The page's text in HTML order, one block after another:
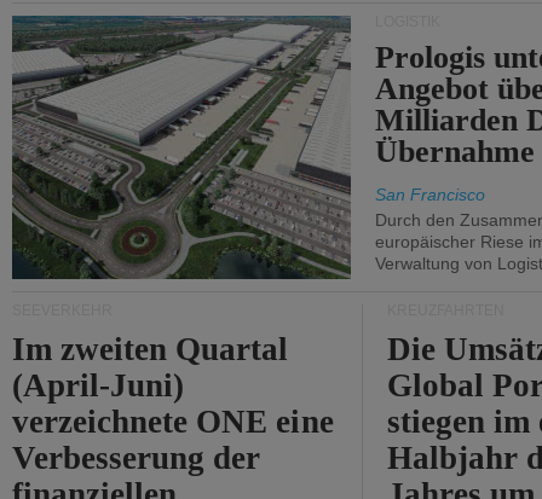
von Hormuz.
Prologis
Angebot
Milliarden
Übernahme
San Francisco
Durch den
europäischer Riese
Verwaltung von
Im zweiten Quartal
(April-Juni)
verzeichnete ONE eine
Verbesserung der
Die
Global
stiegen im
Halbjahr